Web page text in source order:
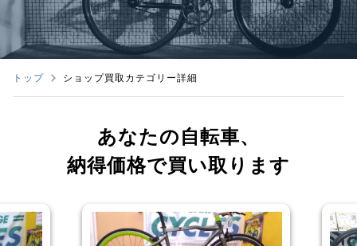
トップ ショップ買取カテゴリー詳細
あなたの自転車、
納得価格で買い取ります